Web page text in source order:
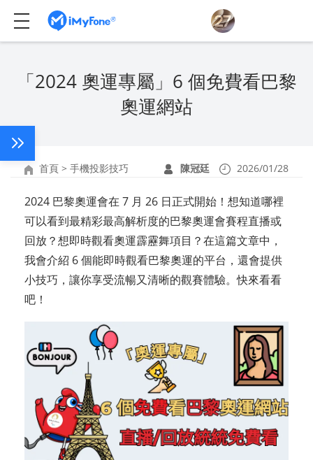
「2024 奧運專屬」6 個免費看巴黎
奧運網站
首頁 > 手機投影技巧 陳冠廷 2026/01/28
2024 巴黎奧運會在 7 月 26 日正式開始！想知道哪裡
可以看到最精彩最高解析度的巴黎奧運會賽程直播或
回放？想即時觀看奧運霹靂舞項目？在這篇文章中，
我會介紹 6 個能即時觀看巴黎奧運的平台，還會提供
小技巧，讓你享受流暢又清晰的觀賽體驗。快來看看
吧！